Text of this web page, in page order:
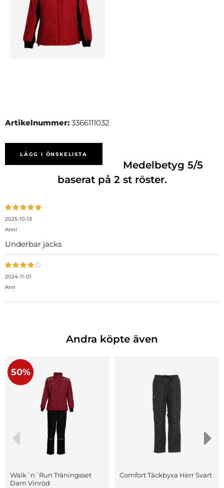
Artikelnummer: 3366111032
LÄGG I ÖNSKELISTA
Medelbetyg5/5
baserat på 2 st röster.
2025-10-13
Anni
Underbar jacks
2024-11-01
Ann
Andra köpte även
50%
Walk´n´Run Träningsset
Dam Vinröd
Comfort Täckbyxa Herr Svart